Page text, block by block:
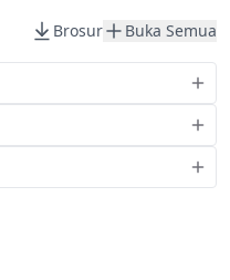
Brosur Buka Semua